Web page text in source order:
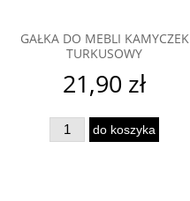
GAŁKA DO MEBLI KAMYCZEK
TURKUSOWY
21,90 zł
do koszyka